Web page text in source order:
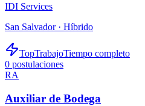
IDI Services
San Salvador · Híbrido
TopTrabajoTiempo completo
0 postulaciones
RA
Auxiliar de Bodega